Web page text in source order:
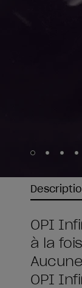
Skip to
Skip to
OPI
à la
OPI